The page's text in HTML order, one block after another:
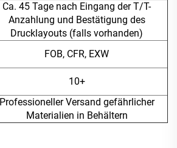
Ca. 45 Tage nach Eingang der T/T-
Anzahlung und Bestätigung des
Drucklayouts (falls vorhanden)
FOB, CFR, EXW
10+
Professioneller Versand gefährlicher
Materialien in Behältern